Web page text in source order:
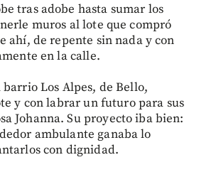
tras adobe hasta sumar los
muros al lote que compró
ahí, de repente sin nada y con
en la calle.
Los Alpes, de Bello,
y con labrar un futuro para sus
Johanna. Su proyecto iba bien:
ambulante ganaba lo
con dignidad.